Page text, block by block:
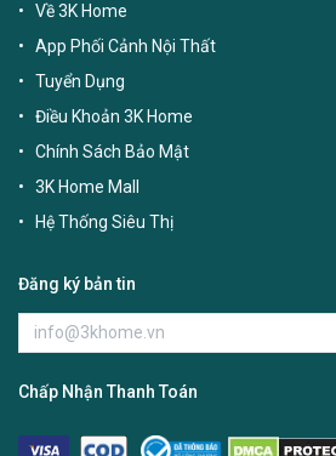
Về 3K Home
App Phối Cảnh Nội Thất
Tuyển Dụng
Điều Khoản 3K Home
Chính Sách Bảo Mật
3K Home Mall
Hệ Thống Siêu Thị
Đăng ký bản tin
Chấp Nhận Thanh Toán